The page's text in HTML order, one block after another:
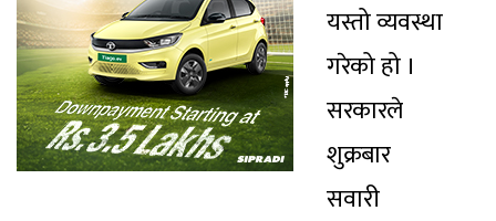
यस्तो व्यवस्था
गरेको हो ।
सरकारले
शुक्रबार
सवारी